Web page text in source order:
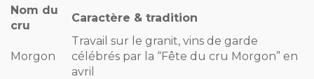
Nom du
cru
Caractère & tradition
Morgon
Travail sur le granit, vins de garde
célébrés par la “Fête du cru Morgon” en
avril